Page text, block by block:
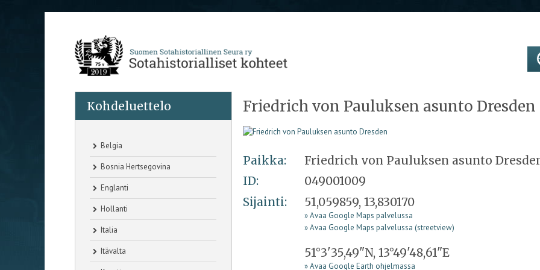
Kohdeluettelo
Belgia
Bosnia Hertsegovina
Englanti
Hollanti
Italia
Itävalta
Friedrich von Pauluksen asunto Dresden
Paikka:
Friedrich von Pauluksen asunto
ID:
049001009
Sijainti:
51,059859, 13,830170
» Avaa Google Maps palvelussa
» Avaa Google Maps palvelussa (streetview)
51°3'35,49"N, 13°49'48,61"E
» Avaa Google Earth ohjelmassa